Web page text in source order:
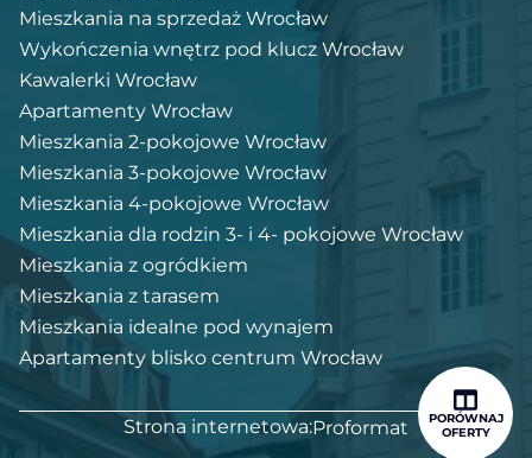
PORÓWNAJ
OFERTY
Mieszkania na sprzedaż Wrocław
Wykończenia wnętrz pod klucz Wrocław
Kawalerki Wrocław
Apartamenty Wrocław
Mieszkania 2-pokojowe Wrocław
Mieszkania 3-pokojowe Wrocław
Mieszkania 4-pokojowe Wrocław
Mieszkania dla rodzin 3- i 4- pokojowe Wrocław
Mieszkania z ogródkiem
Mieszkania z tarasem
Mieszkania idealne pod wynajem
Apartamenty blisko centrum Wrocław
Strona internetowa:Proformat